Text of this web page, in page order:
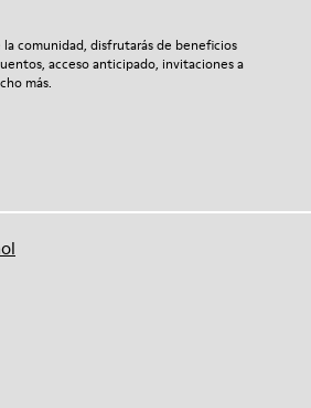
detallada sobre cómo cuidar de
para el cuidado del calzado.
la comunidad, disfrutarás de beneficios
acceso anticipado, invitaciones a
más.